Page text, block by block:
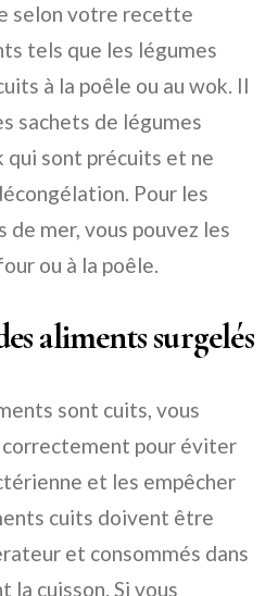
selon votre recette
tels que les légumes
à la poêle ou au wok. Il
sachets de légumes
qui sont précuits et ne
Pour les
de mer, vous pouvez les
ou à la poêle.
aliments surgelés
sont cuits, vous
pour éviter
et les empêcher
cuits doivent être
et consommés dans
la cuisson. Si vous